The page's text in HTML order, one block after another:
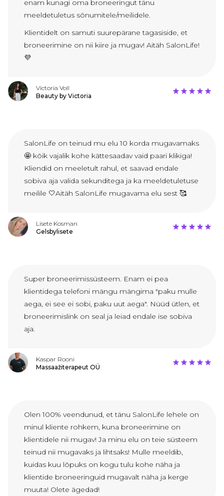
enam kunagi oma broneeringut tänu
meeldetuletus sõnumitele/meilidele.
Klientidelt on samuti suurepärane tagasiside, et
broneerimine on nii kiire ja mugav! Aitäh SalonLife!
💜
Victoria Voll
Beauty by Victoria
SalonLife on teinud mu elu 10 korda mugavamaks
🤩 kõik vajalik kohe kättesaadav vaid paari klikiga!
Kliendid on meeletult rahul, et saavad endale
sobiva aja valida sekunditega ja ka meeldetuletuse
meilile 🤍Aitäh SalonLife mugavama elu sest 🥰
Lisete Kosman
Gelsbylisete
Super broneerimissüsteem. Enam ei pea
klientidega telefoni mängu mängima "paku mulle
aega, ei see ei sobi, paku uut aega". Nüüd ütlen, et
broneerimislink on seal ja leiad endale ise sobiva
aja.
Kaspar Rooni
Massaažiterapeut OÜ
Olen 100% veendunud, et tänu SalonLife lehele on
minul kliente rohkem, kuna broneerimine on
klientidele nii mugav! Ja minu elu on teie süsteem
teinud nii mugavaks ja lihtsaks! Mulle meeldib,
kuidas kuu lõpuks on kogu tulu kohe näha ja
klientide broneeringuid mugavalt näha ja kerge
muuta! Olete ägedad!